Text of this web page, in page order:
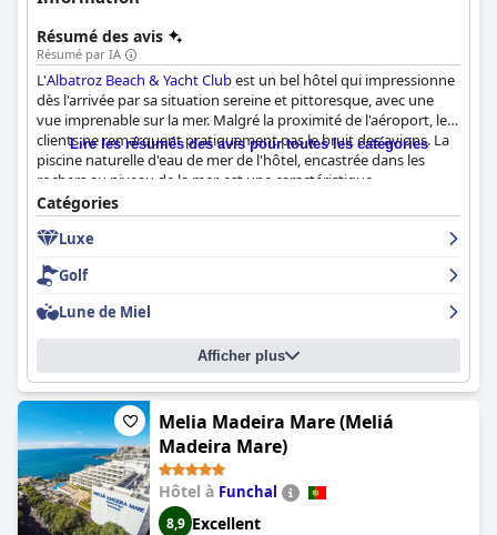
Résumé des avis
Résumé par IA
L'Albatroz Beach & Yacht Clubest un bel hôtel qui impressionne
dès l'arrivée par sa situation sereine et pittoresque, avec une
vue imprenable sur la mer. Malgré la proximité de l'aéroport, les
clients ne remarquent pratiquement pas le bruit des avions. La
piscine naturelle d'eau de mer de l'hôtel, encastrée dans les
rochers au niveau de la mer, est une caractéristique
remarquable qui reçoit les éloges des clients. La qualité de la
nourriture et du service de l'hôtel est exceptionnelle. Les clients
ne tarissent pas d'éloges sur le petit déjeuner et le dîner, ainsi
que sur le personnel attentif et accommodant, capable de
répondre à toutes les demandes, même les plus complexes. Les
clients apprécient les équipements luxueux de l'hôtel,
notamment les chambres spacieuses et propres avec une vue
imprenable sur la mer depuis le balcon, et remercient le
personnel pour son hospitalité et sa gentillesse. Dans
l'ensemble, l'Albatroz Beach & Yacht Clubest une destination
idéale pour tous ceux qui recherchent une escapade tranquille
et luxueuse avec des équipements et des services
exceptionnels.
Lire les résumés des avis pour toutes les catégories
Catégories
Luxe
Golf
Lune de Miel
Afficher plus
Melia Madeira Mare (Meliá
Madeira Mare)
Hôtel à Funchal
8,9 Excellent